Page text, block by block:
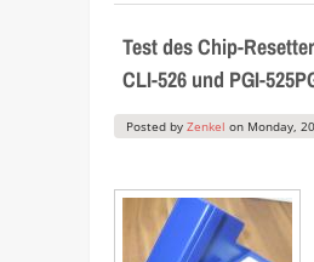
Test des Chip-
CLI-526 und PGI-
Posted by Zenkel on Monday,